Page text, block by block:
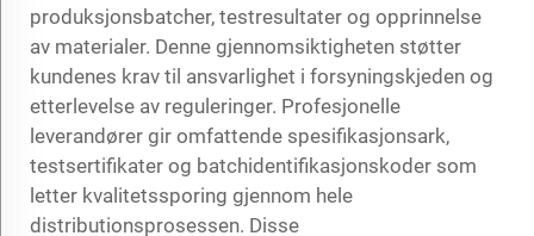
produksjonsbatcher, testresultater og opprinnelse
av materialer. Denne gjennomsiktigheten støtter
kundenes krav til ansvarlighet i forsyningskjeden og
etterlevelse av reguleringer. Profesjonelle
leverandører gir omfattende spesifikasjonsark,
testsertifikater og batchidentifikasjonskoder som
letter kvalitetssporing gjennom hele
distributionsprosessen. Disse